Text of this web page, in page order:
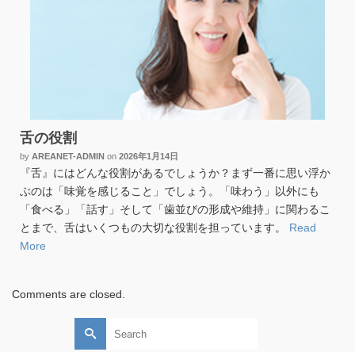
舌の役割
by AREANET-ADMIN on 2026年1月14日
『舌』にはどんな役割があるでしょうか？まず一番に思い浮か
ぶのは「味覚を感じること」でしょう。「味わう」以外にも
「食べる」「話す」そして「歯並びの形成や維持」に関わるこ
とまで、舌はいくつもの大切な役割を担っています。 Read
More
Comments are closed.
Search
for: